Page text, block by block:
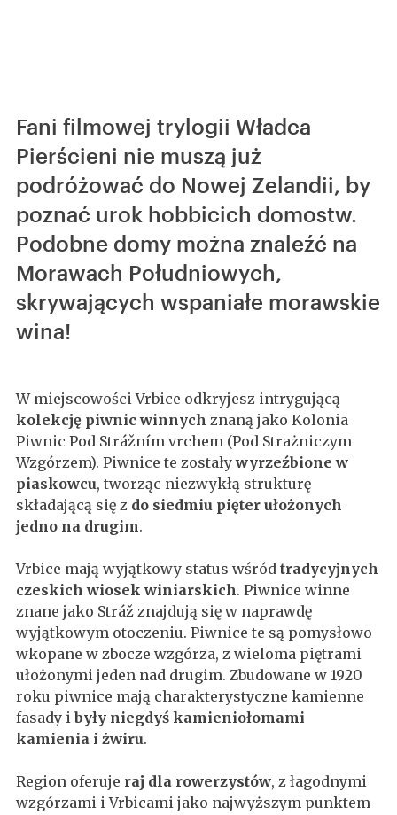
Fani filmowej trylogii Władca
Pierścieni nie muszą już
podróżować do Nowej Zelandii, by
poznać urok hobbicich domostw.
Podobne domy można znaleźć na
Morawach Południowych,
skrywających wspaniałe morawskie
wina!
W miejscowości Vrbice odkryjesz intrygującą
kolekcję piwnic winnych znaną jako Kolonia
Piwnic Pod Strážním vrchem (Pod Strażniczym
Wzgórzem). Piwnice te zostaływyrzeźbione w
piaskowcu, tworząc niezwykłą strukturę
składającą się z do siedmiu pięter ułożonych
jedno na drugim.
Vrbice mają wyjątkowy status wśród tradycyjnych
czeskich wiosek winiarskich. Piwnice winne
znane jako Stráž znajdują się w naprawdę
wyjątkowym otoczeniu. Piwnice te są pomysłowo
wkopane w zbocze wzgórza, z wieloma piętrami
ułożonymi jeden nad drugim. Zbudowane w 1920
roku piwnice mają charakterystyczne kamienne
fasady i były niegdyś kamieniołomami
kamienia i żwiru.
Region oferuje raj dla rowerzystów, z łagodnymi
wzgórzami i Vrbicami jako najwyższym punktem